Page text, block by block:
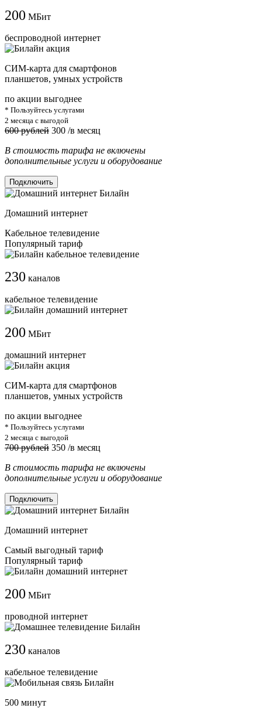
200 МБит
беспроводной интернет
СИМ-карта для смартфонов
планшетов, умных устройств
по акции выгоднее
* Пользуйтесь услугами
2 месяца с выгодой
600 рублей 300 /в месяц
В стоимость тарифа не включены
дополнительные услуги и оборудование
Подключить
Домашний интернет
Кабельное телевидение
Популярный тариф
230 каналов
кабельное телевидение
200 МБит
домашний интернет
СИМ-карта для смартфонов
планшетов, умных устройств
по акции выгоднее
* Пользуйтесь услугами
2 месяца с выгодой
700 рублей 350 /в месяц
В стоимость тарифа не включены
дополнительные услуги и оборудование
Подключить
Домашний интернет
Самый выгодный тариф
Популярный тариф
200 МБит
проводной интернет
230 каналов
кабельное телевидение
500 минут